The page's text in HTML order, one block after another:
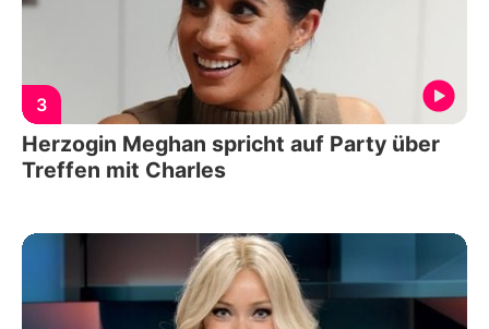
3
Herzogin Meghan spricht auf Party über
Treffen mit Charles